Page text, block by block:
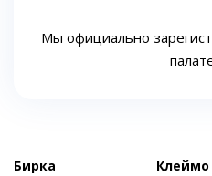
Мы официально
Бирка Клеймо